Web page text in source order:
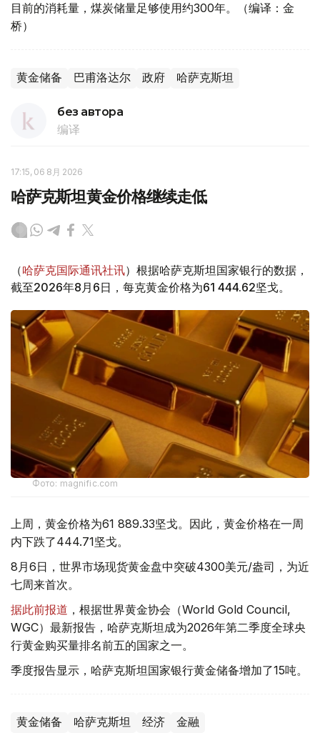
目前的消耗量，煤炭储量足够使用约300年。（编译：金
桥）
黄金储备 巴甫洛达尔 政府 哈萨克斯坦
без автора
编译
17:15, 06 8月 2026
哈萨克斯坦黄金价格继续走低
（哈萨克国际通讯社讯）根据哈萨克斯坦国家银行的数据，
截至2026年8月6日，每克黄金价格为61 444.62坚戈。
Фото: magnific.com
上周，黄金价格为61 889.33坚戈。因此，黄金价格在一周
内下跌了444.71坚戈。
8月6日，世界市场现货黄金盘中突破4300美元/盎司，为近
七周来首次。
据此前报道 ，根据世界黄金协会（World Gold Council,
WGC）最新报告，哈萨克斯坦成为2026年第二季度全球央
行黄金购买量排名前五的国家之一。
季度报告显示，哈萨克斯坦国家银行黄金储备增加了15吨。
黄金储备 哈萨克斯坦 经济 金融